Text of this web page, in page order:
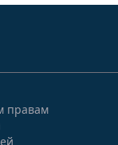
правам